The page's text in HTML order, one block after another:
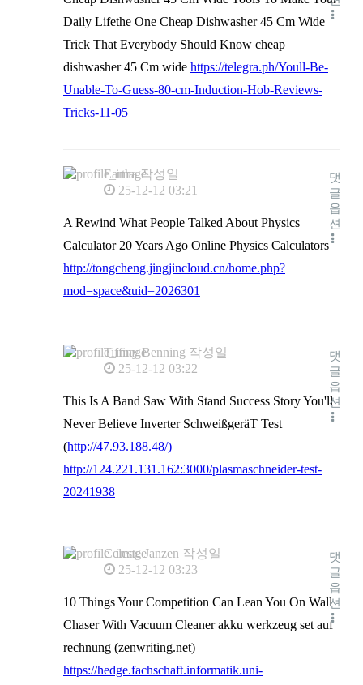
Daily Lifethe One Cheap Dishwasher 45 Cm Wide
Trick That Everybody Should Know cheap
dishwasher 45 Cm wide https://telegra.ph/Youll-Be-
Unable-To-Guess-80-cm-Induction-Hob-Reviews-
Tricks-11-05
Eartha 작성일
25-12-12 03:21
A Rewind What People Talked About Physics
Calculator 20 Years Ago Online Physics Calculators
http://tongcheng.jingjincloud.cn/home.php?
mod=space&uid=2026301
댓
글
옵
션
Tiffiny Benning 작성일
25-12-12 03:22
This Is A Band Saw With Stand Success Story You'll
Never Believe Inverter SchweißgeräT Test
(http://47.93.188.48/)
http://124.221.131.162:3000/plasmaschneider-test-
20241938
댓
글
옵
션
Celeste Janzen 작성일
25-12-12 03:23
10 Things Your Competition Can Lean You On Wall
Chaser With Vacuum Cleaner akku werkzeug set auf
rechnung (zenwriting.net)
https://hedge.fachschaft.informatik.uni-
댓
글
옵
션